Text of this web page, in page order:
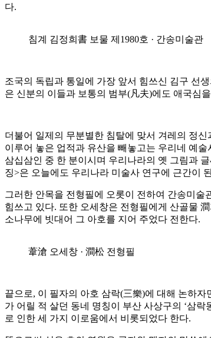
다.
침계 김정희書 보물 제1980호 · 간송미술관
조국의 독립과 통일에 가장 앞서 힘쓰신 김구 선
은 신분의 이들과 보통의 범부(凡夫)에도 애국심
더불어 일제의 무분별한 침탈에 맞서 겨레의 정
이루어 놓은 업적과 유산을 빼놓고는 우리네 예
삼십삼인 중 한 분이시며 우리나라의 옛 그림과
징>은 오늘에도 우리나라 미술사 연구에 근간이
그러한 안목을 전형필에 오롯이 전하여 간송미
힘쓰고 있다. 또한 오세창은 전형필에게 산골물
소나무에 빗대어 그 아호를 지어 주었다 전한다.
葦滄 오세창 · 澗松 전형필
끝으로, 이 필자의 아호 삼락(三樂)에 대해 논하
가 어릴 적 살던 동네 명칭이 부산 사상구의 ‘삼
로 인한 세 가지 이로움에서 비롯되었다 한다.